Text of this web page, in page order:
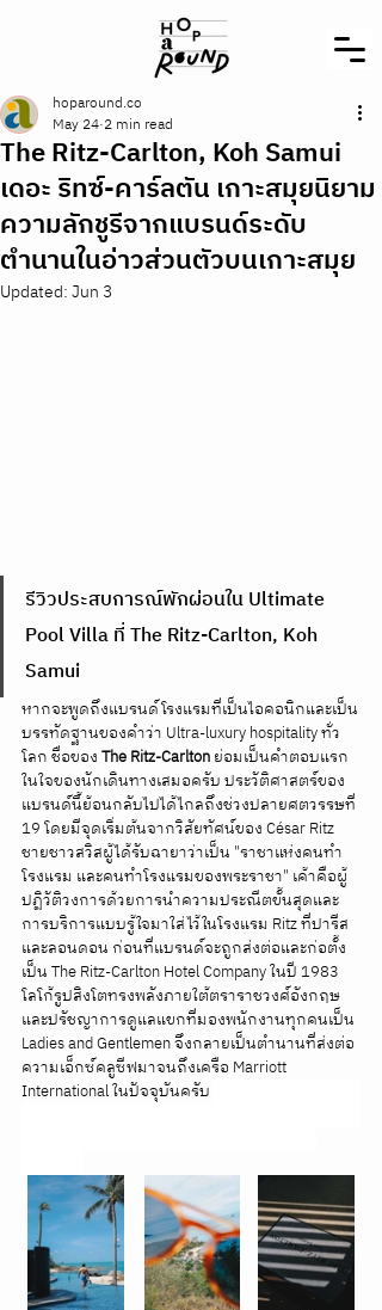
The Ritz-Carlton, Koh Samui
เดอะ ริทซ์-คาร์ลตัน เกาะสมุยนิยาม
ความลักชูรีจากแบรนด์ระดับ
ตำนานในอ่าวส่วนตัวบนเกาะสมุย
hoparound.co
May 24 2 min read
Updated:Jun 3
รีวิวประสบการณ์พักผ่อนใน Ultimate
Pool Villa ที่ The Ritz-Carlton, Koh
Samui
หากจะพูดถึงแบรนด์โรงแรมที่เป็นไอคอนิกและเป็น
บรรทัดฐานของคำว่า Ultra-luxury hospitality ทั่ว
โลก ชื่อของ The Ritz-Carlton ย่อมเป็นคำตอบแรก
ในใจของนักเดินทางเสมอครับ ประวัติศาสตร์ของ
แบรนด์นี้ย้อนกลับไปได้ไกลถึงช่วงปลายศตวรรษที่
19 โดยมีจุดเริ่มต้นจากวิสัยทัศน์ของ César Ritz
ชายชาวสวิสผู้ได้รับฉายาว่าเป็น "ราชาแห่งคนทำ
โรงแรม และคนทำโรงแรมของพระราชา" เค้าคือผู้
ปฏิวัติวงการด้วยการนำความประณีตขั้นสุดและ
การบริการแบบรู้ใจมาใส่ไว้ในโรงแรม Ritz ที่ปารีส
และลอนดอน ก่อนที่แบรนด์จะถูกส่งต่อและก่อตั้ง
เป็น The Ritz-Carlton Hotel Company ในปี 1983
โลโก้รูปสิงโตทรงพลังภายใต้ตราราชวงศ์อังกฤษ
และปรัชญาการดูแลแขกที่มองพนักงานทุกคนเป็น
Ladies and Gentlemen จึงกลายเป็นตำนานที่ส่งต่อ
ความเอ็กซ์คลูซีฟมาจนถึงเครือ Marriott
International ในปัจจุบันครับ